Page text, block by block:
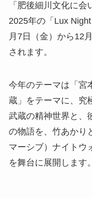
「肥後細川文化に会
2025年の「Lux
月7日（金）から12
されます。
今年のテーマは「宮
蔵」をテーマに、究
武蔵の精神世界と、
の物語を、竹あかり
マーシブ）ナイトウ
を舞台に展開します。